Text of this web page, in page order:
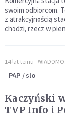
swoim odbiorcom.
z atrakcyjnością
chodzi, rzecz w
14 lat temu
PAP / slo
Kaczyński
TVP Info i